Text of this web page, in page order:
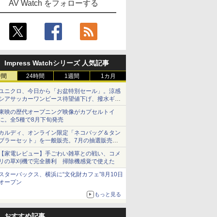
AV Watch をフォローする
Impress Watchシリーズ 人気記事
24時間 1週間 1カ月
ニクロ、今日から「お盆特別セール」。涼感
アサッカーワンピース待望値下げ、撥水ギア
ョーツは1990円に
映の歴代オープニング映像がカプセルトイ
。全5種で8月下旬発売
ルディ、オンライン限定「ネコバッグ＆タン
ラーセット」を一般販売。7月の抽選販売の
選無効分
家電レビュー】手ごわい雑草との戦い、コメ
の草刈機で完全勝利 掃除機感覚で使えた
ターバックス、横浜に“文化財カフェ”8月10日
ープン
もっと見る